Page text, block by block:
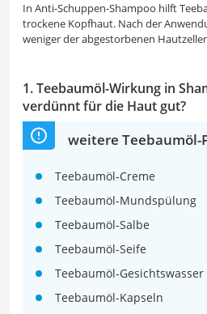
In Anti-Schuppen-Shampoo hilft
trockene Kopfhaut. Nach der
weniger der abgestorbenen
1. Teebaumöl-Wirkung in
verdünnt für die Haut gut?
weitere Teebaumöl-
Teebaumöl-Creme
Teebaumöl-Mundspülung
Teebaumöl-Salbe
Teebaumöl-Seife
Teebaumöl-Gesichtswasser
Teebaumöl-Kapseln